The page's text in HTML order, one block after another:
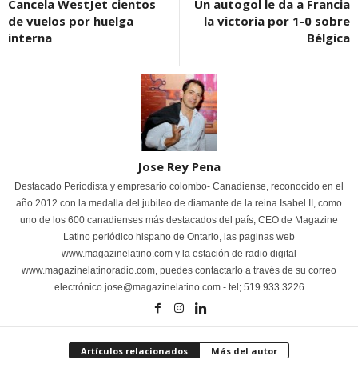
Cancela WestJet cientos
de vuelos por huelga
interna
Un autogol le da a Francia
la victoria por 1-0 sobre
Bélgica
Jose Rey Pena
Destacado Periodista y empresario colombo- Canadiense, reconocido en el
año 2012 con la medalla del jubileo de diamante de la reina Isabel II, como
uno de los 600 canadienses más destacados del país, CEO de Magazine
Latino periódico hispano de Ontario, las paginas web
www.magazinelatino.com y la estación de radio digital
www.magazinelatinoradio.com, puedes contactarlo a través de su correo
electrónico jose@magazinelatino.com - tel; 519 933 3226
Artículos relacionados Más del autor